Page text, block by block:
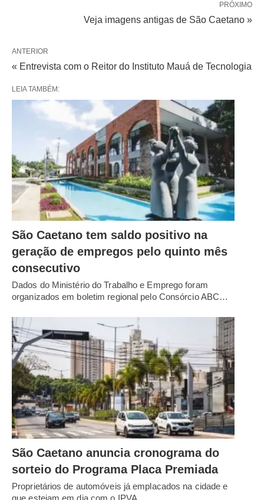
PRÓXIMO
Veja imagens antigas de São Caetano »
ANTERIOR
« Entrevista com o Reitor do Instituto Mauá de Tecnologia
LEIA TAMBÉM:
São Caetano tem saldo positivo na
geração de empregos pelo quinto mês
consecutivo
Dados do Ministério do Trabalho e Emprego foram
organizados em boletim regional pelo Consórcio ABC…
São Caetano anuncia cronograma do
sorteio do Programa Placa Premiada
Proprietários de automóveis já emplacados na cidade e
que estejam em dia com o IPVA…